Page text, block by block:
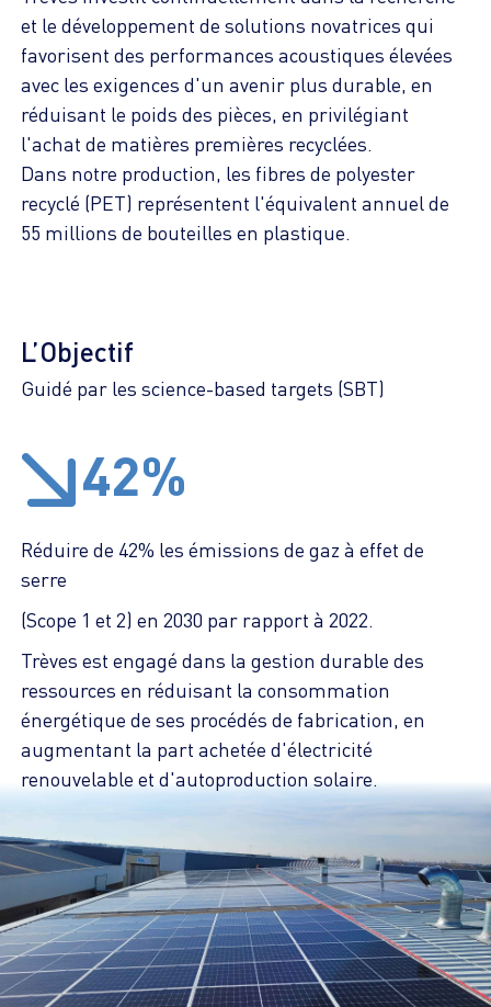
et le développement de solutions novatrices qui
favorisent des performances acoustiques élevées
avec les exigences d'un avenir plus durable, en
réduisant le poids des pièces, en privilégiant
l'achat de matières premières recyclées.
Dans notre production, les fibres de polyester
recyclé (PET) représentent l'équivalent annuel de
55 millions de bouteilles en plastique.
L’Objectif
Guidé par les science-based targets (SBT)
42%
Réduire de 42% les émissions de gaz à effet de
serre
(Scope 1 et 2) en 2030 par rapport à 2022.
Trèves est engagé dans la gestion durable des
ressources en réduisant la consommation
énergétique de ses procédés de fabrication, en
augmentant la part achetée d'électricité
renouvelable et d'autoproduction solaire.